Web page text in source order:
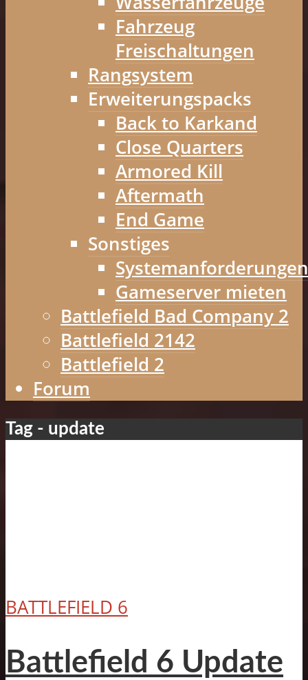
Fahrzeug
Freischaltungen
Rangsystem
Erweiterungspacks
Back to Karkand
Close Quarters
Armored Kill
Aftermath
End Game
Sonstiges
Systemanforderungen
Gameserver mieten
Battlefield Bad Company 2
Battlefield 2142
Battlefield 2
Forum
Tag - update
BATTLEFIELD 6
Battlefield 6 Update